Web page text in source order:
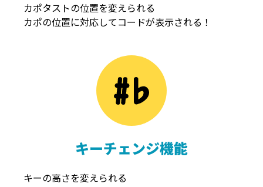
カポタストの位置を変えられる
カポの位置に対応してコードが表示される！
キーチェンジ機能
キーの高さを変えられる